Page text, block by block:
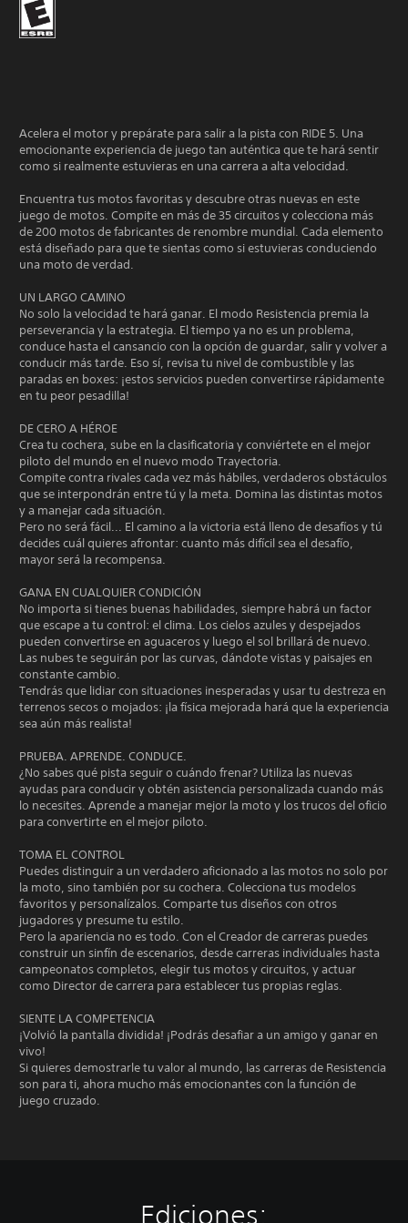
Acelera el motor y prepárate para salir a la pista con RIDE 5. Una
emocionante experiencia de juego tan auténtica que te hará sentir
como si realmente estuvieras en una carrera a alta velocidad.
Encuentra tus motos favoritas y descubre otras nuevas en este
juego de motos. Compite en más de 35 circuitos y colecciona más
de 200 motos de fabricantes de renombre mundial. Cada elemento
está diseñado para que te sientas como si estuvieras conduciendo
una moto de verdad.
UN LARGO CAMINO
No solo la velocidad te hará ganar. El modo Resistencia premia la
perseverancia y la estrategia. El tiempo ya no es un problema,
conduce hasta el cansancio con la opción de guardar, salir y volver a
conducir más tarde. Eso sí, revisa tu nivel de combustible y las
paradas en boxes: ¡estos servicios pueden convertirse rápidamente
en tu peor pesadilla!
DE CERO A HÉROE
Crea tu cochera, sube en la clasificatoria y conviértete en el mejor
piloto del mundo en el nuevo modo Trayectoria.
Compite contra rivales cada vez más hábiles, verdaderos obstáculos
que se interpondrán entre tú y la meta. Domina las distintas motos
y a manejar cada situación.
Pero no será fácil... El camino a la victoria está lleno de desafíos y tú
decides cuál quieres afrontar: cuanto más difícil sea el desafío,
mayor será la recompensa.
GANA EN CUALQUIER CONDICIÓN
No importa si tienes buenas habilidades, siempre habrá un factor
que escape a tu control: el clima. Los cielos azules y despejados
pueden convertirse en aguaceros y luego el sol brillará de nuevo.
Las nubes te seguirán por las curvas, dándote vistas y paisajes en
constante cambio.
Tendrás que lidiar con situaciones inesperadas y usar tu destreza en
terrenos secos o mojados: ¡la física mejorada hará que la experiencia
sea aún más realista!
PRUEBA. APRENDE. CONDUCE.
¿No sabes qué pista seguir o cuándo frenar? Utiliza las nuevas
ayudas para conducir y obtén asistencia personalizada cuando más
lo necesites. Aprende a manejar mejor la moto y los trucos del oficio
para convertirte en el mejor piloto.
TOMA EL CONTROL
Puedes distinguir a un verdadero aficionado a las motos no solo por
la moto, sino también por su cochera. Colecciona tus modelos
favoritos y personalízalos. Comparte tus diseños con otros
jugadores y presume tu estilo.
Pero la apariencia no es todo. Con el Creador de carreras puedes
construir un sinfín de escenarios, desde carreras individuales hasta
campeonatos completos, elegir tus motos y circuitos, y actuar
como Director de carrera para establecer tus propias reglas.
SIENTE LA COMPETENCIA
¡Volvió la pantalla dividida! ¡Podrás desafiar a un amigo y ganar en
vivo!
Si quieres demostrarle tu valor al mundo, las carreras de Resistencia
son para ti, ahora mucho más emocionantes con la función de
juego cruzado.
Ediciones: